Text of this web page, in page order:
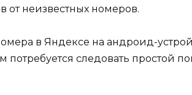
от неизвестных номеров.
в Яндексе на андроид-
потребуется следовать простой